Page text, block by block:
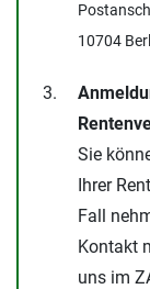
10704
Sie
Ihrer
Fall
Kontakt
uns im